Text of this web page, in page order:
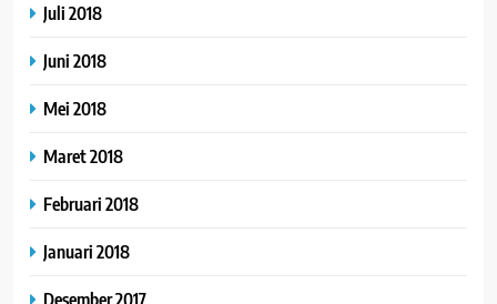
Juli 2018
Juni 2018
Mei 2018
Maret 2018
Februari 2018
Januari 2018